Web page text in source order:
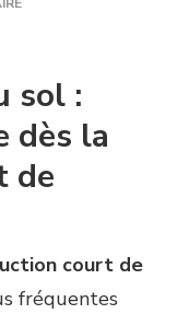
IL
ÉVITER
DÈS
LE
DÉPART
CONSTRUCTION
DE
sol :
dès la
de
court de
fréquentes